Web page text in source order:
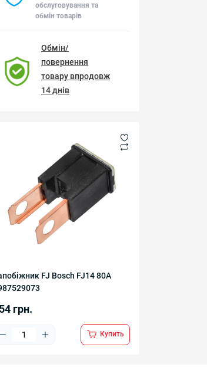
обслуговування та
обмін товарів
Обмін/
повернення
товару впродовж
14 днів
FJ Bosch FJ14 80A
грн.
Купить